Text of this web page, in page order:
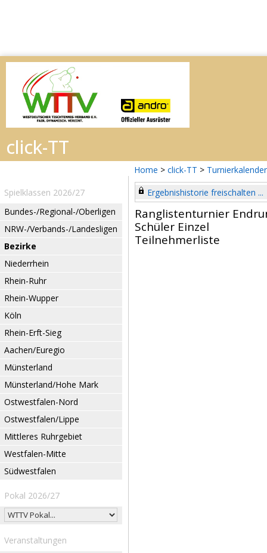
Home > click-TT > Turnierkalender
Spielklassen 2026/27
Bundes-/Regional-/Oberligen
NRW-/Verbands-/Landesligen
Bezirke
Niederrhein
Rhein-Ruhr
Rhein-Wupper
Köln
Rhein-Erft-Sieg
Aachen/Euregio
Münsterland
Münsterland/Hohe Mark
Ostwestfalen-Nord
Ostwestfalen/Lippe
Mittleres Ruhrgebiet
Westfalen-Mitte
Südwestfalen
Pokal 2026/27
Veranstaltungen
Ergebnishistorie freischalten ...
Ranglistenturnier
Schüler Einzel
Teilnehmerliste